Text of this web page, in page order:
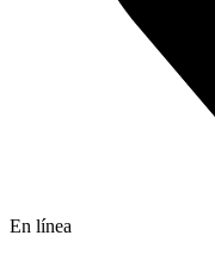
En línea